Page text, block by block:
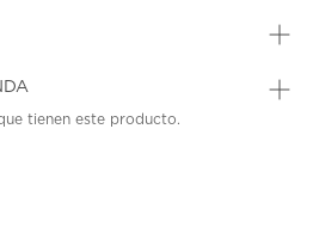
tienen este producto.